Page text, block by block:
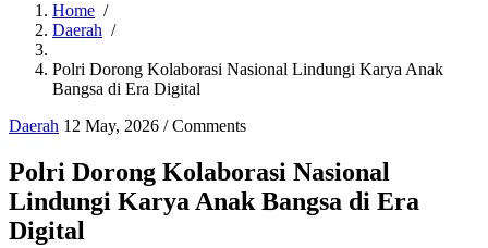
Home /
Daerah /
Polri Dorong Kolaborasi Nasional Lindungi Karya Anak
Bangsa di Era Digital
Daerah 12 May, 2026 /Comments
Polri Dorong Kolaborasi Nasional
Lindungi Karya Anak Bangsa di Era
Digital